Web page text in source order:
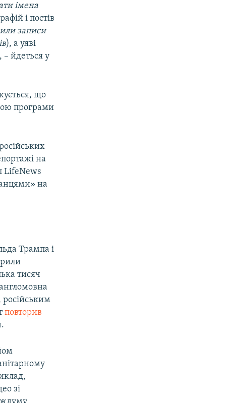
імена
і постів
записи
), а уяві
– йдеться у
що
програми
на
LifeNews
на
Трампа і
тисяч
російським
повторив
зі